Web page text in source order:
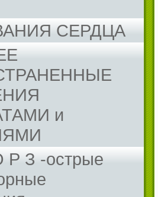
СЕРДЦА
и
З -острые